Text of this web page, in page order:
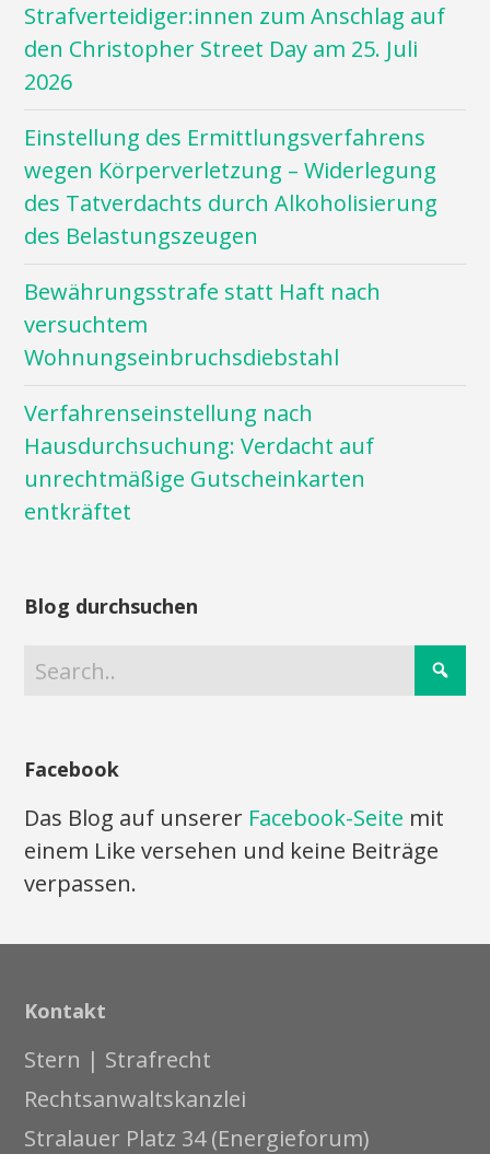
Strafverteidiger:innen zum Anschlag auf
den Christopher Street Day am 25. Juli
2026
Einstellung des Ermittlungsverfahrens
wegen Körperverletzung – Widerlegung
des Tatverdachts durch Alkoholisierung
des Belastungszeugen
Bewährungsstrafe statt Haft nach
versuchtem
Wohnungseinbruchsdiebstahl
Verfahrenseinstellung nach
Hausdurchsuchung: Verdacht auf
unrechtmäßige Gutscheinkarten
entkräftet
Blog durchsuchen
Facebook
Das Blog auf unserer Facebook-Seite mit
einem Like versehen und keine Beiträge
verpassen.
Kontakt
Stern | Strafrecht
Rechtsanwaltskanzlei
Stralauer Platz 34 (Energieforum)